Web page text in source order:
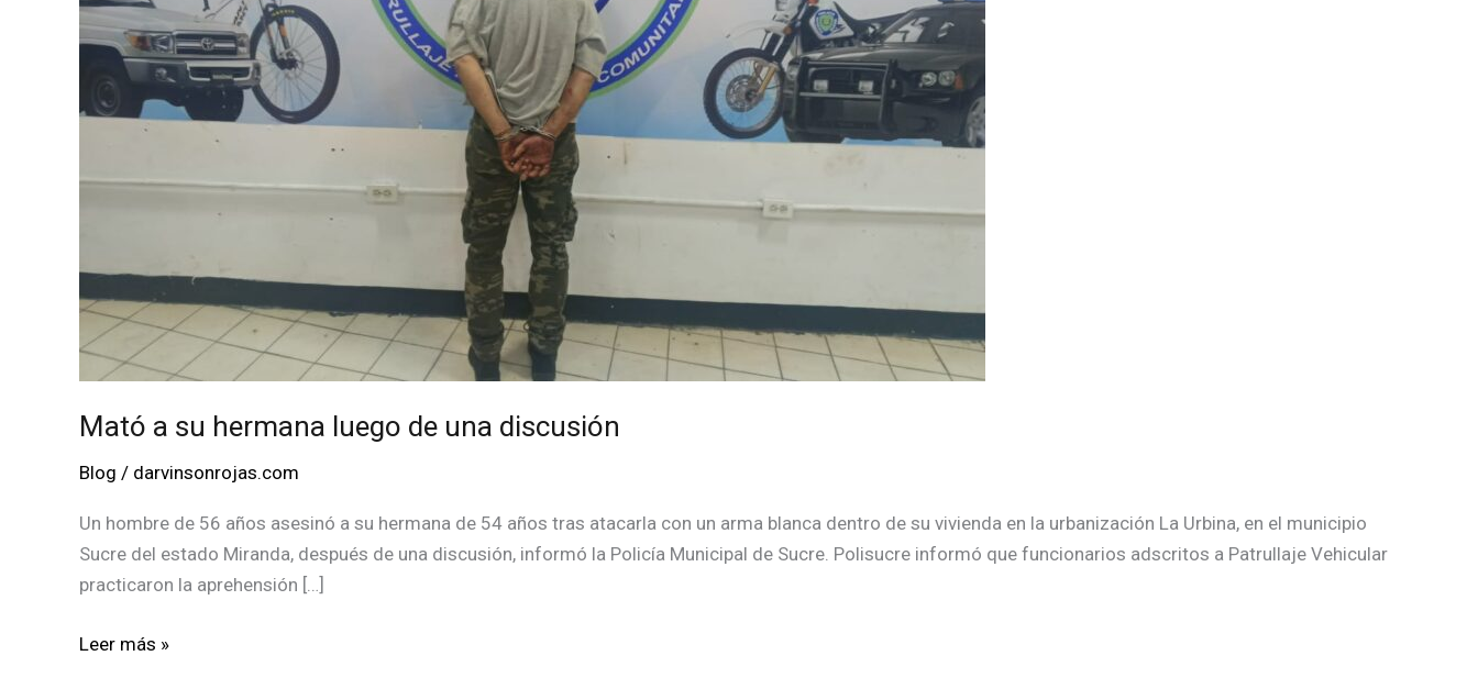
Mató a su hermana luego de una discusión
Blog / darvinsonrojas.com
Un hombre de 56 años asesinó a su hermana de 54 años tras atacarla con un arma blanca dentro de su vivienda en la urbanización La Urbina, en el municipio
Sucre del estado Miranda, después de una discusión, informó la Policía Municipal de Sucre. Polisucre informó que funcionarios adscritos a Patrullaje Vehicular
practicaron la aprehensión […]
Mató
Leer más »